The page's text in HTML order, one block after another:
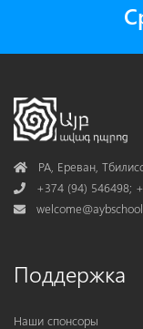
AddressРА, Ереван,
Phone+374 (94) 546498;
Mail
Поддержка
Наши спонсоры